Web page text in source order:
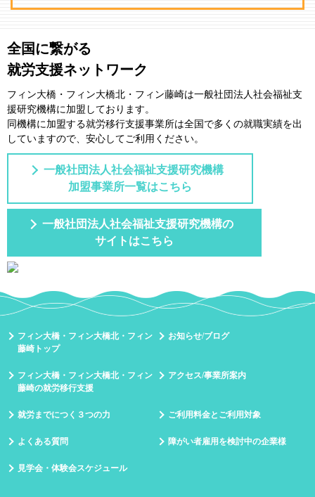
全国に繋がる
就労支援ネットワーク
フィン大橋・フィン大橋北・フィン藤崎は一般社団法⼈社会福祉⽀
援研究機構に加盟しております。
同機構に加盟する就労移⾏⽀援事業所は全国で多くの就職実績を出
していますので、安⼼してご利⽤ください。
一般社団法人社会福祉支援研究機構
加盟事業所一覧はこちら
一般社団法人社会福祉支援研究機構の
サイトはこちら
フィン大橋・フィン大橋北・フィン
藤崎トップ
お知らせ/ブログ
フィン大橋・フィン大橋北・フィン
藤崎の就労移行支援
アクセス/事業所案内
就労までにつく３つの力 ご利用料金とご利用対象
よくある質問 障がい者雇用を検討中の企業様
見学会・体験会スケジュール